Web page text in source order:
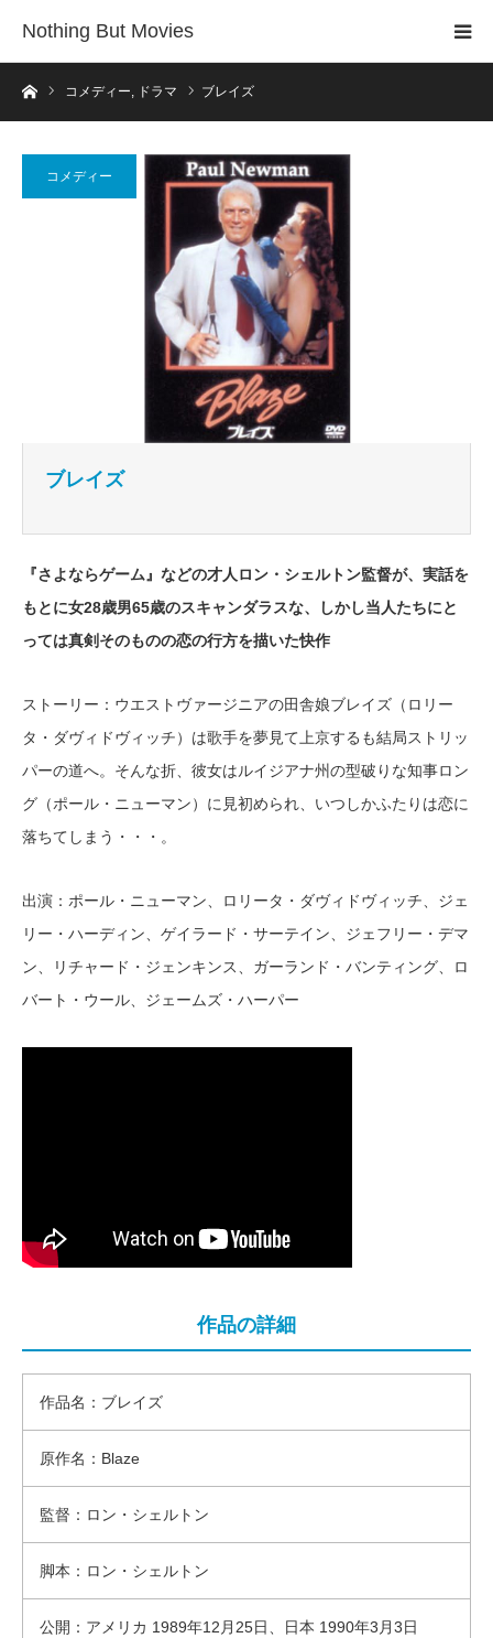
Nothing But Movies
ホームコメディー, ドラマ ブレイズ
コメディー
ブレイズ
『さよならゲーム』などの才人ロン・シェルトン監督が、実話を
もとに女28歳男65歳のスキャンダラスな、しかし当人たちにと
っては真剣そのものの恋の行方を描いた快作
ストーリー：ウエストヴァージニアの田舎娘ブレイズ（ロリー
タ・ダヴィドヴィッチ）は歌手を夢見て上京するも結局ストリッ
パーの道へ。そんな折、彼女はルイジアナ州の型破りな知事ロン
グ（ポール・ニューマン）に見初められ、いつしかふたりは恋に
落ちてしまう・・・。
出演：ポール・ニューマン、ロリータ・ダヴィドヴィッチ、ジェ
リー・ハーディン、ゲイラード・サーテイン、ジェフリー・デマ
ン、リチャード・ジェンキンス、ガーランド・バンティング、ロ
バート・ウール、ジェームズ・ハーパー
作品の詳細
作品名：ブレイズ
原作名：Blaze
監督：ロン・シェルトン
脚本：ロン・シェルトン
公開：アメリカ 1989年12月25日、日本 1990年3月3日